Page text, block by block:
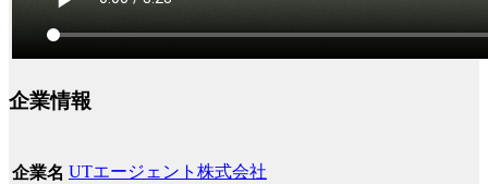
企業情報
企業名 UTエージェント株式会社